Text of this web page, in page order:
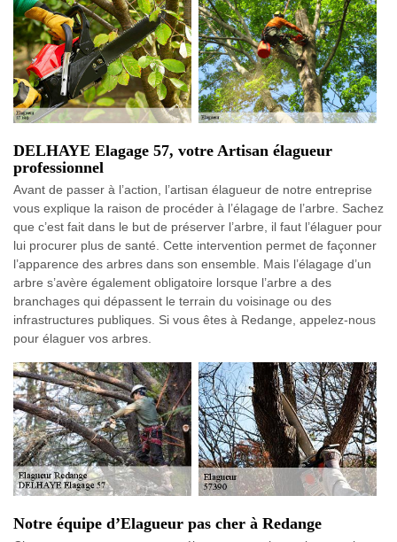
DELHAYE Elagage 57, votre Artisan élagueur
professionnel
Avant de passer à l’action, l’artisan élagueur de notre entreprise
vous explique la raison de procéder à l’élagage de l’arbre. Sachez
que c’est fait dans le but de préserver l’arbre, il faut l’élaguer pour
lui procurer plus de santé. Cette intervention permet de façonner
l’apparence des arbres dans son ensemble. Mais l’élagage d’un
arbre s’avère également obligatoire lorsque l’arbre a des
branchages qui dépassent le terrain du voisinage ou des
infrastructures publiques. Si vous êtes à Redange, appelez-nous
pour élaguer vos arbres.
Notre équipe d’Elagueur pas cher à Redange